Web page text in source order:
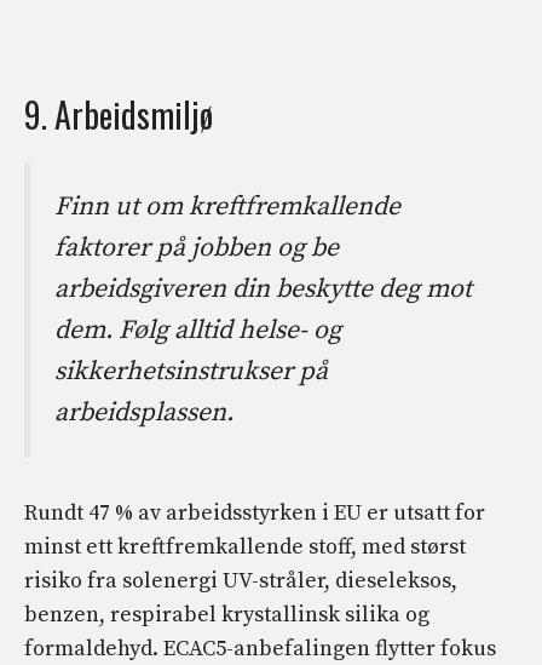
9. Arbeidsmiljø
Finn ut om kreftfremkallende
faktorer på jobben og be
arbeidsgiveren din beskytte deg mot
dem. Følg alltid helse- og
sikkerhetsinstrukser på
arbeidsplassen.
Rundt 47 % av arbeidsstyrken i EU er utsatt for
minst ett kreftfremkallende stoff, med størst
risiko fra solenergi UV-stråler, dieseleksos,
benzen, respirabel krystallinsk silika og
formaldehyd. ECAC5-anbefalingen flytter fokus